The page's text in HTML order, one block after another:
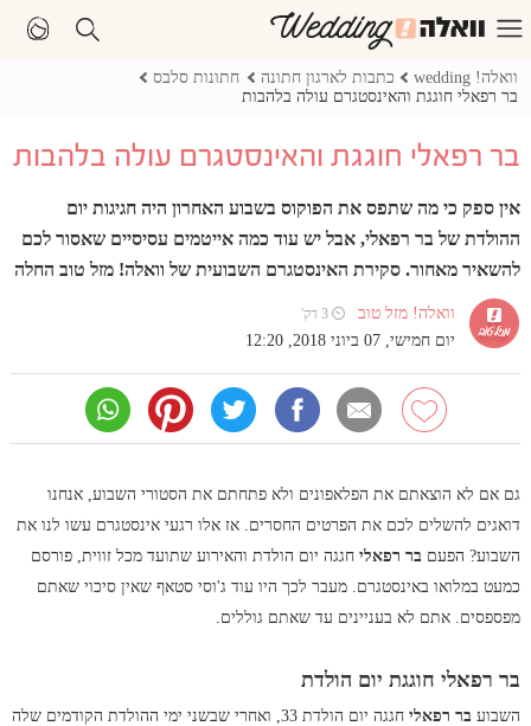
וואלה! wedding כתבות לארגון חתונה
חתונות סלבס
בר רפאלי חוגגת והאינסטגרם עולה בלהבות
בר רפאלי חוגגת והאינסטגרם עולה בלהבות
אין ספק כי מה שתפס את הפוקוס בשבוע האחרון היה חגיגות יום
ההולדת של בר רפאלי, אבל יש עוד כמה אייטמים עסיסיים שאסור לכם
להשאיר מאחור. סקירת האינסטגרם השבועית של וואלה! מזל טוב החלה
וואלה! מזל טוב ⏲ 3 דק'
יום חמישי, 07 ביוני 2018, 12:20
גם אם לא הוצאתם את הפלאפונים ולא פתחתם את הסטורי השבוע, אנחנו
דואגים להשלים לכם את הפרטים החסרים. אז אלו רגעי אינסטגרם עשו לנו את
השבוע? הפעם בר רפאלי חגגה יום הולדת והאירוע שתועד מכל זווית, פורסם
כמעט במלואו באינסטגרם. מעבר לכך היו עוד ג'וסי סטאף שאין סיכוי שאתם
מפספסים. אתם לא בעניינים עד שאתם גוללים.
בר רפאלי חוגגת יום הולדת
השבוע בר רפאלי
חגגה יום הולדת 33, ואחרי שבשני ימי ההולדת הקודמים שלה